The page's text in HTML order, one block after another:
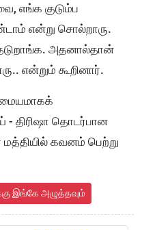
எங்க குடும்ப
என்று சொல்றாரு.
அதனால்தான்
என்றும் கூறினார்.
மையமாகக்
- திரிஷா தொடர்பான
மத்தியில் கவனம் பெற்று
இங்கே அழுத்தவும்